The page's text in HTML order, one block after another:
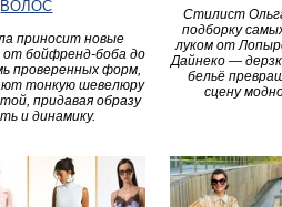
приносит новые
от бойфренд-боба до
проверенных форм,
тонкую шевелюру
придавая образу
и динамику.
Стилист
подборку
луком от
Дайнеко —
бельё
сцену